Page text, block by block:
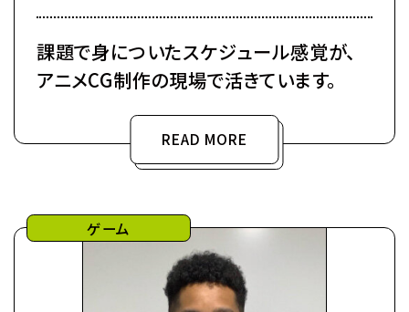
課題で身についたスケジュール感覚が、
アニメCG制作の現場で活きています。
READ MORE
ゲーム